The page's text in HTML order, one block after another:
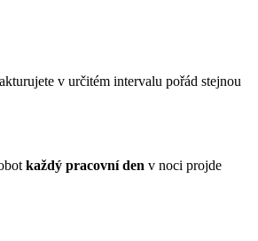
v určitém intervalu pořád stejnou
každý pracovní den v noci projde